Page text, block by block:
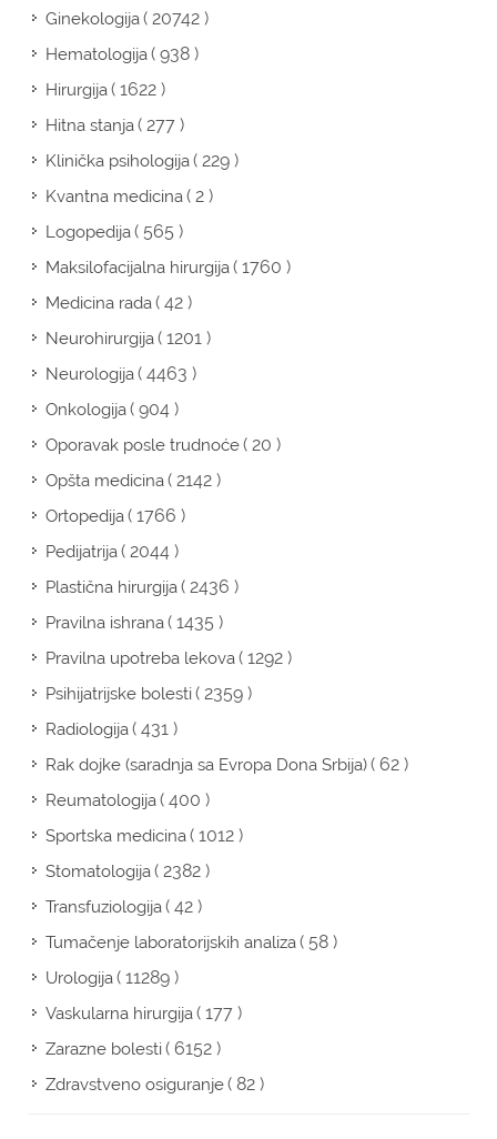
Ginekologija( 20742 )
Hematologija( 938 )
Hirurgija( 1622 )
Hitna stanja( 277 )
Klinička psihologija( 229 )
Kvantna medicina( 2 )
Logopedija( 565 )
Maksilofacijalna hirurgija( 1760 )
Medicina rada( 42 )
Neurohirurgija( 1201 )
Neurologija( 4463 )
Onkologija( 904 )
Oporavak posle trudnoće( 20 )
Opšta medicina( 2142 )
Ortopedija( 1766 )
Pedijatrija( 2044 )
Plastična hirurgija( 2436 )
Pravilna ishrana( 1435 )
Pravilna upotreba lekova( 1292 )
Psihijatrijske bolesti( 2359 )
Radiologija( 431 )
Rak dojke (saradnja sa Evropa Dona Srbija)( 62 )
Reumatologija( 400 )
Sportska medicina( 1012 )
Stomatologija( 2382 )
Transfuziologija( 42 )
Tumačenje laboratorijskih analiza( 58 )
Urologija( 11289 )
Vaskularna hirurgija( 177 )
Zarazne bolesti( 6152 )
Zdravstveno osiguranje( 82 )